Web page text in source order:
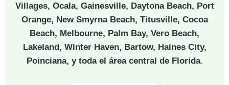
Villages, Ocala, Gainesville, Daytona Beach, Port
Orange, New Smyrna Beach, Titusville, Cocoa
Beach, Melbourne, Palm Bay, Vero Beach,
Lakeland, Winter Haven, Bartow, Haines City,
Poinciana, y toda el área central de Florida.